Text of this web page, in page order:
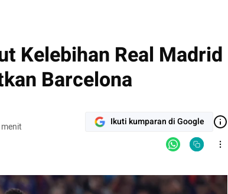
Kelebihan Real Madrid
Barcelona
Ikuti kumparan di Google